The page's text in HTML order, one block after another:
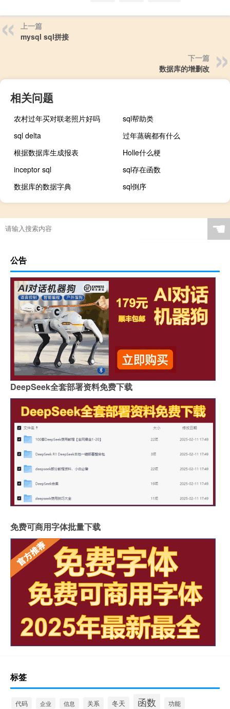
上一篇
mysql sql拼接
下一篇
数据库的增删改
相关问题
农村过年买对联老照片好吗
sql帮助类
sql delta
过年蒸碗都有什么
根据数据库生成报表
Holle什么梗
inceptor sql
sql存在函数
数据库的数据字典
sql倒序
☚
公告
DeepSeek全套部署资料免费下载
免费可商用字体批量下载
标签
代码 企业 信息 关系 冬天 函数 功能